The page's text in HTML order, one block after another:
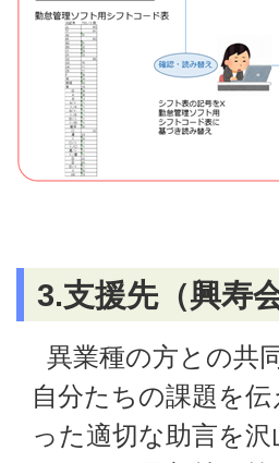
3.支援先（興寿
異業種の方との共
自分たちの課題を
った適切な助言を